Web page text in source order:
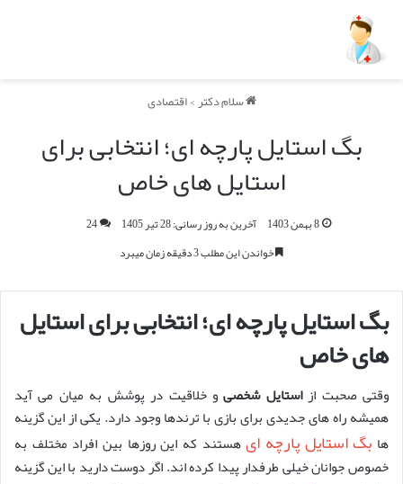
سلام دکتر>اقتصادی
بگ استایل پارچه ای؛ انتخابی برای
استایل های خاص
8 بهمن 1403 آخرین به روز رسانی: 28 تیر 1405
24
خواندن این مطلب 3 دقیقه زمان میبرد
بگ استایل پارچه ای؛ انتخابی برای استایل
های خاص
وقتی صحبت ازاستایل شخصیو خلاقیت در پوشش به میان می آید
همیشه راه های جدیدی برای بازی با ترندها وجود دارد. یکی از این گزینه
ها بگ استایل پارچه ایهستند که این روزها بین افراد مختلف به
خصوص جوانان خیلی طرفدار پیدا کرده اند. اگر دوست دارید با این گزینه